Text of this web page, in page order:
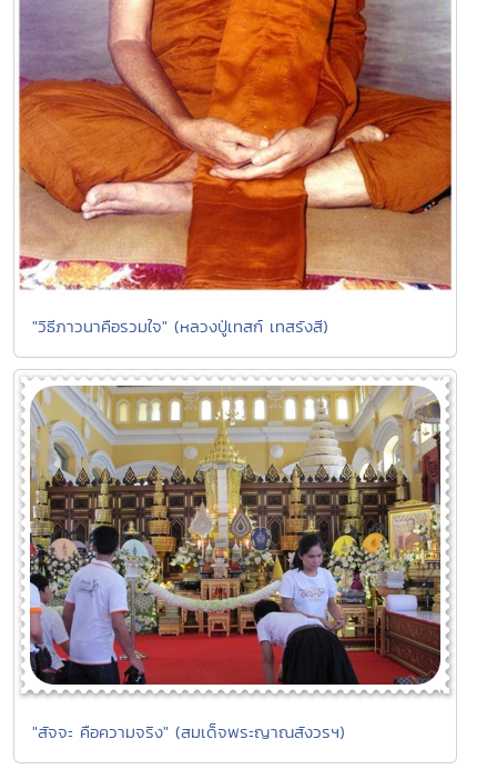
"วิธีภาวนาคือรวมใจ" (หลวงปู่เทสก์ เทสรังสี)
"สัจจะ คือความจริง" (สมเด็จพระญาณสังวรฯ)